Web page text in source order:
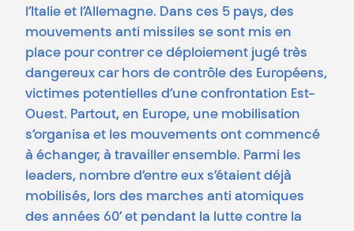
l’Italie et l’Allemagne. Dans ces 5 pays, des
mouvements anti missiles se sont mis en
place pour contrer ce déploiement jugé très
dangereux car hors de contrôle des Européens,
victimes potentielles d’une confrontation Est-
Ouest. Partout, en Europe, une mobilisation
s’organisa et les mouvements ont commencé
à échanger, à travailler ensemble. Parmi les
leaders, nombre d’entre eux s’étaient déjà
mobilisés, lors des marches anti atomiques
des années 60’ et pendant la lutte contre la